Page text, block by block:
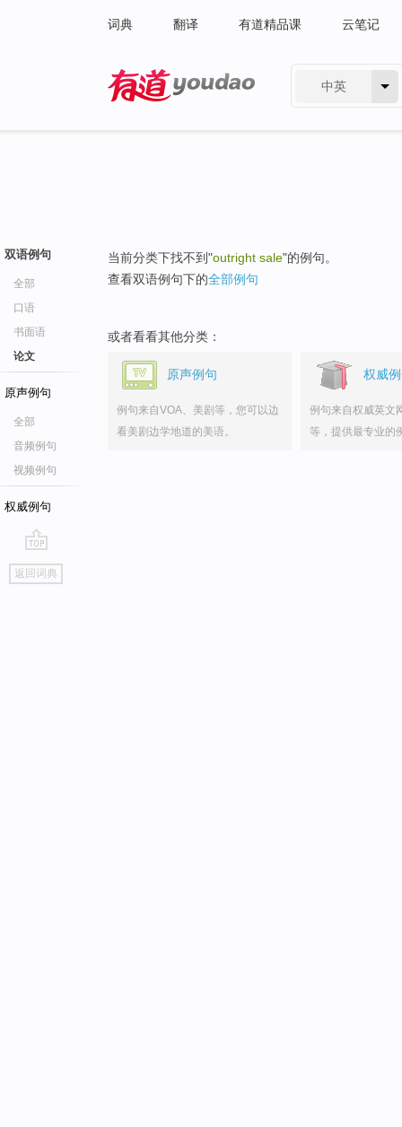
词典 翻译 有道精品课 云笔记
中英
双语例句
全部
口语
书面语
论文
原声例句
全部
音频例句
视频例句
权威例句
go
top
返回词典
当前分类下找不到"outright sale"的例句。
查看双语例句下的全部例句
或者看看其他分类：
原声例句
例句来自VOA、美剧等，您可以边
看美剧边学地道的美语。
权威
例句来自权威英文
等，提供最专业的